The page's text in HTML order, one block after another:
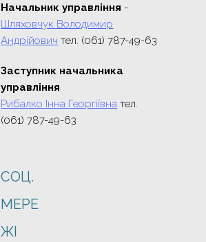
Начальник управління -
Шляховчук Володимир
Андрійович тел. (061) 787-49-63
Заступник начальника
управління
Рибалко Інна Георгіївна тел.
(061) 787-49-63
СОЦ.
МЕРЕ
ЖI